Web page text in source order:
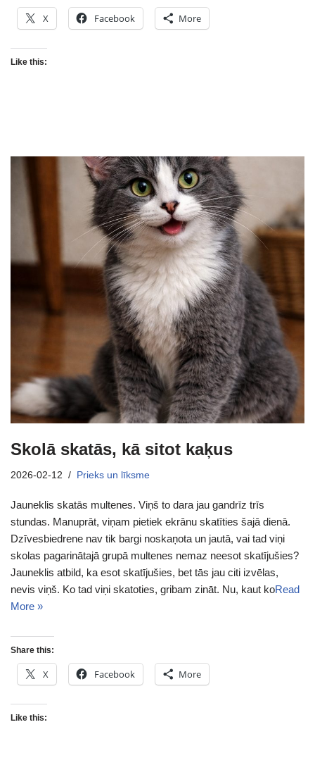
X Facebook More
Like this:
Skolā skatās, kā sitot kaķus
2026-02-12 Prieks un līksme
Jauneklis skatās multenes. Viņš to dara jau gandrīz trīs
stundas. Manuprāt, viņam pietiek ekrānu skatīties šajā dienā.
Dzīvesbiedrene nav tik bargi noskaņota un jautā, vai tad viņi
skolas pagarinātajā grupā multenes nemaz neesot skatījušies?
Jauneklis atbild, ka esot skatījušies, bet tās jau citi izvēlas,
nevis viņš. Ko tad viņi skatoties, gribam zināt. Nu, kaut koRead
More »
Share this:
X Facebook More
Like this: